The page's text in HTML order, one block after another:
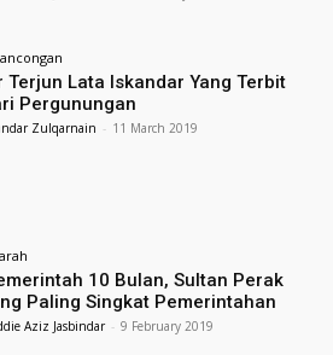
Terjun Lata Iskandar Yang Terbit
Pergunungan
Zulqarnain - 11 March 2019
10 Bulan, Sultan Perak
Paling Singkat Pemerintahan
Aziz Jasbindar - 9 February 2019